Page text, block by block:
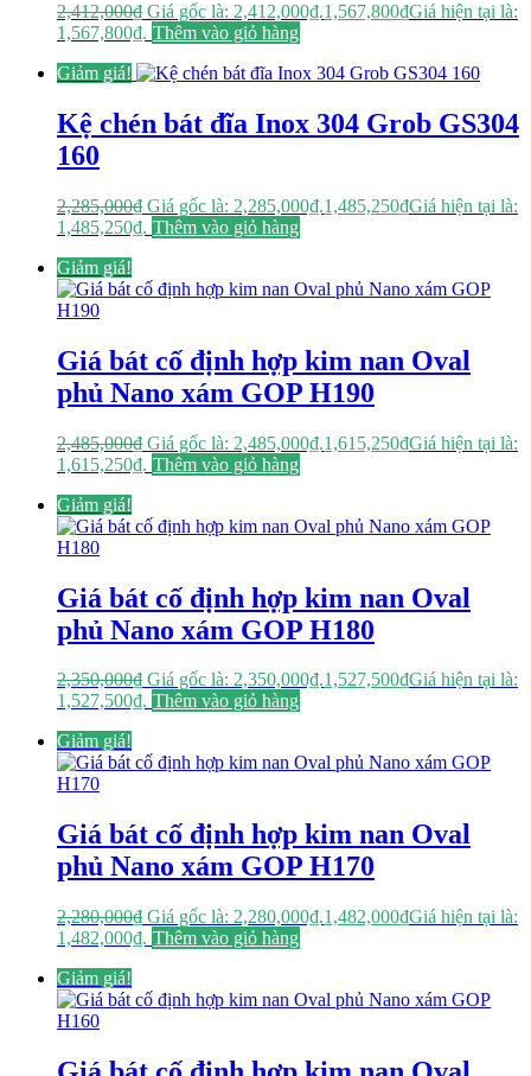
2,412,000₫ Giá gốc là: 2,412,000₫.1,567,800₫Giá hiện tại là:
1,567,800₫. Thêm vào giỏ hàng
Giảm giá!
Kệ chén bát đĩa Inox 304 Grob GS304
160
2,285,000₫ Giá gốc là: 2,285,000₫.1,485,250₫Giá hiện tại là:
1,485,250₫. Thêm vào giỏ hàng
Giảm giá!
Giá bát cố định hợp kim nan Oval
phủ Nano xám GOP H190
2,485,000₫ Giá gốc là: 2,485,000₫.1,615,250₫Giá hiện tại là:
1,615,250₫. Thêm vào giỏ hàng
Giảm giá!
Giá bát cố định hợp kim nan Oval
phủ Nano xám GOP H180
2,350,000₫ Giá gốc là: 2,350,000₫.1,527,500₫Giá hiện tại là:
1,527,500₫. Thêm vào giỏ hàng
Giảm giá!
Giá bát cố định hợp kim nan Oval
phủ Nano xám GOP H170
2,280,000₫ Giá gốc là: 2,280,000₫.1,482,000₫Giá hiện tại là:
1,482,000₫. Thêm vào giỏ hàng
Giảm giá!